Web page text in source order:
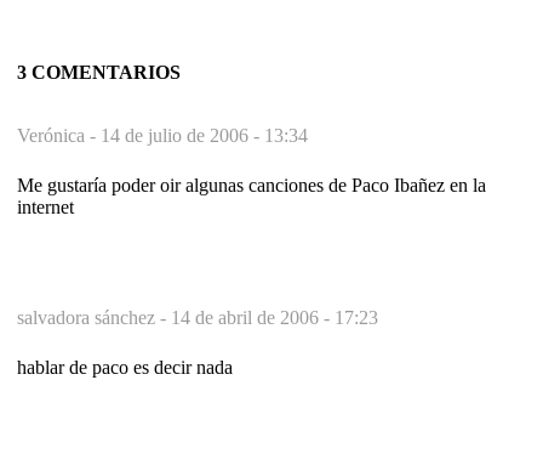
3 COMENTARIOS
Verónica - 14 de julio de 2006 - 13:34
Me gustaría poder oir algunas canciones de Paco Ibañez en la
internet
salvadora sánchez - 14 de abril de 2006 - 17:23
hablar de paco es decir nada